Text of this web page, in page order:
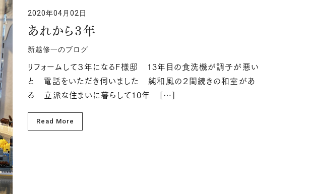
2020年04月02日
あれから３年
新越修一のブログ
リフォームして３年になるF様邸 13年目の食洗機が調子が悪い
と 電話をいただき伺いました 純和風の２間続きの和室があ
る 立派な住まいに暮らして10年 […]
Read More